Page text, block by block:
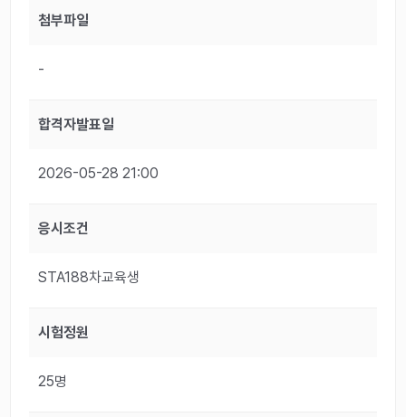
첨부파일
-
합격자발표일
2026-05-28 21:00
응시조건
STA188차교육생
시험정원
25명